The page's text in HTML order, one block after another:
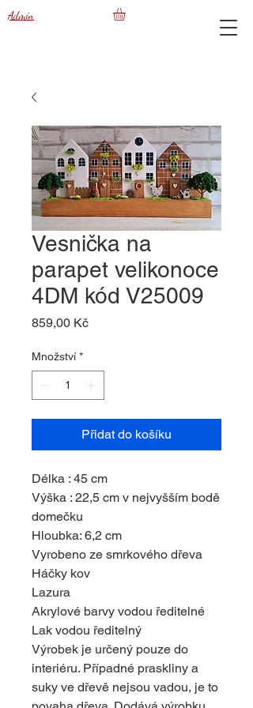
Admin
Vesnička na
parapet velikonoce
4DM kód V25009
859,00 KčCena
Množství *
Přidat do košíku
Délka : 45 cm
Výška : 22,5 cm v nejvyšším bodě
domečku
Hloubka: 6,2 cm
Vyrobeno ze smrkového dřeva
Háčky kov
Lazura
Akrylové barvy vodou ředitelné
Lak vodou ředitelný
Výrobek je určený pouze do
interiéru. Případné praskliny a
suky ve dřevě nejsou vadou, je to